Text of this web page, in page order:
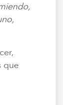
que